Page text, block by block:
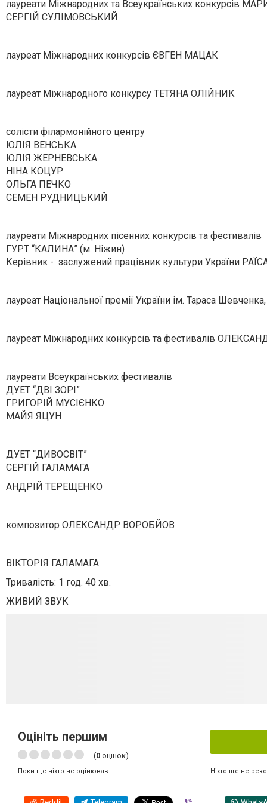
лауреати Міжнародних та Всеукраїнських конкурсів
СЕРГІЙ СУЛІМОВСЬКИЙ
лауреат Міжнародних конкурсів ЄВГЕН МАЦАК
лауреат Міжнародного конкурсу ТЕТЯНА ОЛІЙНИК
солісти філармонійного центру
ЮЛІЯ ВЕНСЬКА
ЮЛІЯ ЖЕРНЕВСЬКА
НІНА КОЦУР
ОЛЬГА ПЕЧКО
СЕМЕН РУДНИЦЬКИЙ
лауреати Міжнародних пісенних конкурсів та фестивалів
ГУРТ “КАЛИНА” (м. Ніжин)
Керівник - заслужений працівник культури України
лауреат Національної премії України ім. Тараса
лауреат Міжнародних конкурсів та фестивалів
лауреати Всеукраїнських фестивалів
ДУЕТ “ДВІ ЗОРІ”
ГРИГОРІЙ МУСІЄНКО
МАЙЯ ЯЦУН
ДУЕТ “ДИВОСВІТ”
СЕРГІЙ ГАЛАМАГА
АНДРІЙ ТЕРЕЩЕНКО
композитор ОЛЕКСАНДР ВОРОБЙОВ
ВІКТОРІЯ ГАЛАМАГА
Тривалiсть: 1 год. 40 хв.
ЖИВИЙ ЗВУК
Оцініть першим
(0 оцінок)
Поки ще ніхто не оцінював Ніхто ще не